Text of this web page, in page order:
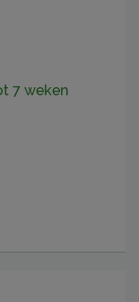
7 weken